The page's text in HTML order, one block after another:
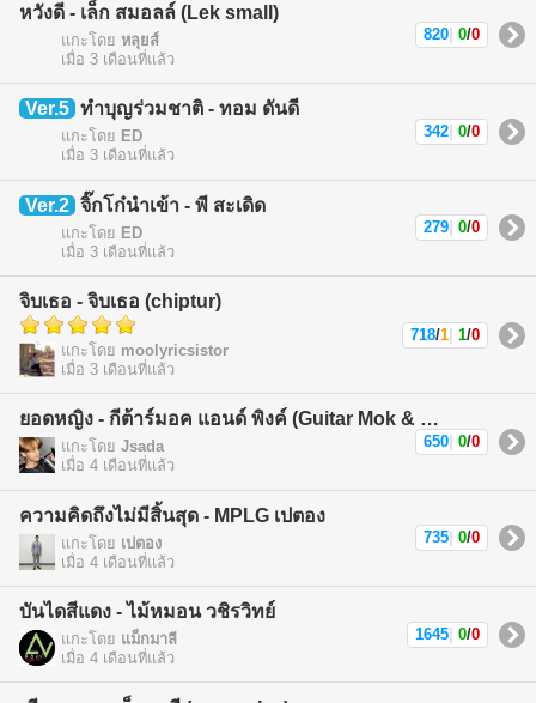
หวังดี - เล็ก สมอลล์ (Lek small)
แกะโดย หลุยส์
เมื่อ 3 เดือนที่แล้ว
820 0/0
Ver.5 ทำบุญร่วมชาติ - ทอม ดันดี
แกะโดย ED
เมื่อ 3 เดือนที่แล้ว
342 0/0
Ver.2 จิ๊กโก๋นำเข้า - พี สะเดิด
แกะโดย ED
เมื่อ 3 เดือนที่แล้ว
279 0/0
จิบเธอ - จิบเธอ (chiptur)
แกะโดย moolyricsistor
เมื่อ 3 เดือนที่แล้ว
718/1 1/0
ยอดหญิง - กีต้าร์มอค แอนด์ พิงค์ (Guitar Mok & Pink)
แกะโดย Jsada
เมื่อ 4 เดือนที่แล้ว
650 0/0
ความคิดถึงไม่มีสิ้นสุด - MPLG เปตอง
แกะโดย เปตอง
เมื่อ 4 เดือนที่แล้ว
735 0/0
บันไดสีแดง - ไม้หมอน วชิรวิทย์
แกะโดย แม็กมาลี
เมื่อ 4 เดือนที่แล้ว
1645 0/0